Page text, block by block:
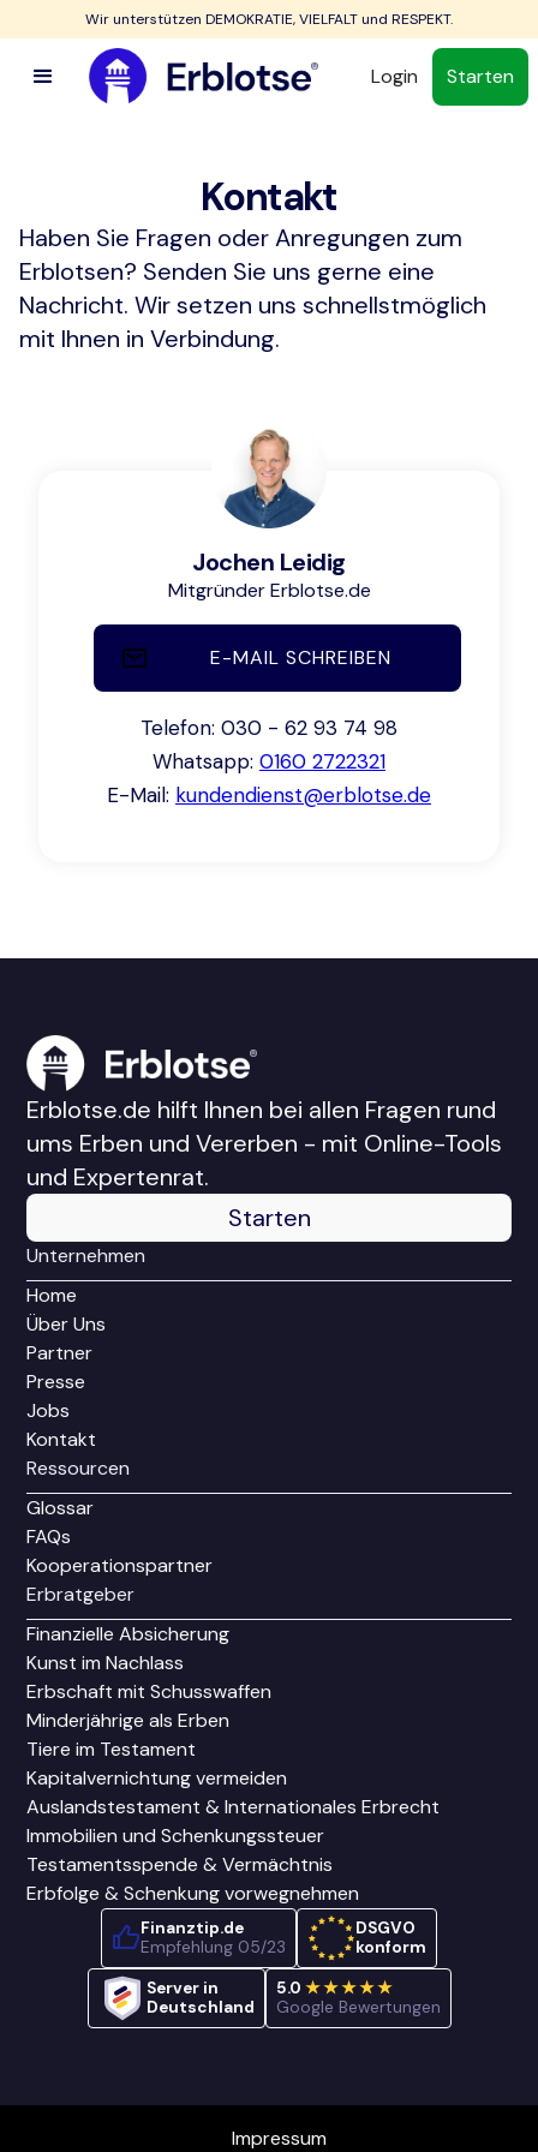
Wir unterstützen DEMOKRATIE, VIELFALT und RESPEKT.
Login Starten
Kontakt
Haben Sie Fragen oder Anregungen zum
Erblotsen? Senden Sie uns gerne eine
Nachricht. Wir setzen uns schnellstmöglich
mit Ihnen in Verbindung.
Jochen Leidig
Mitgründer Erblotse.de
E-MAIL SCHREIBEN
Telefon: 030 - 62 93 74 98
Whatsapp: 0160 2722321
E-Mail: kundendienst@erblotse.de
Erblotse.de hilft Ihnen bei allen Fragen rund
ums Erben und Vererben - mit Online-Tools
und Expertenrat.
Starten
Unternehmen
Home
Über Uns
Partner
Presse
Jobs
Kontakt
Ressourcen
Glossar
FAQs
Kooperationspartner
Erbratgeber
Finanzielle Absicherung
Kunst im Nachlass
Erbschaft mit Schusswaffen
Minderjährige als Erben
Tiere im Testament
Kapitalvernichtung vermeiden
Auslandstestament & Internationales Erbrecht
Immobilien und Schenkungssteuer
Testamentsspende & Vermächtnis
Erbfolge & Schenkung vorwegnehmen
Finanztip.de
Empfehlung 05/23
DSGVO
konform
Server in
Deutschland
5.0 ★★★★★
Google Bewertungen
Impressum